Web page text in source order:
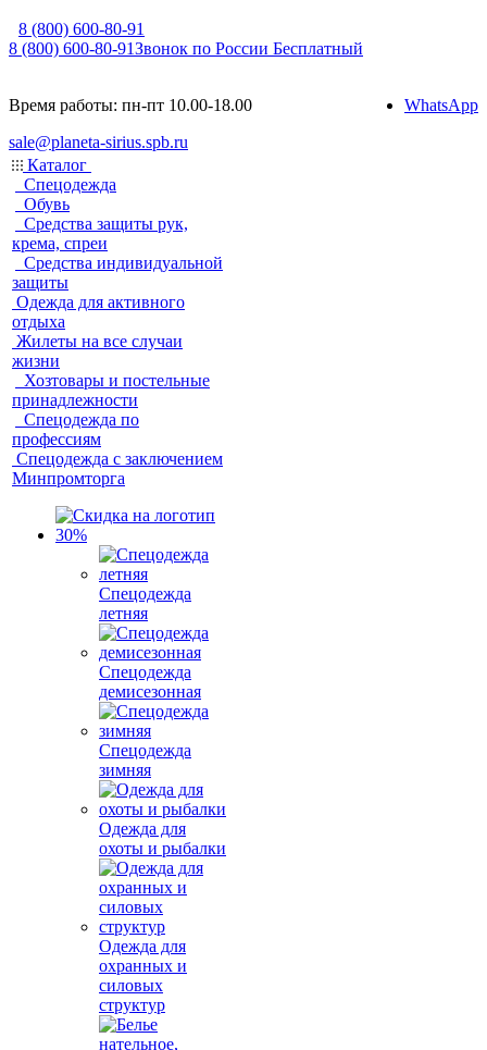
8 (800) 600-80-91
8 (800) 600-80-91Звонок по России Бесплатный
Время работы: пн-пт 10.00-18.00
sale@planeta-sirius.spb.ru
WhatsApp
Каталог
Спецодежда
Обувь
Средства защиты рук,
крема, спреи
Средства индивидуальной
защиты
Одежда для активного
отдыха
Жилеты на все случаи
жизни
Хозтовары и постельные
принадлежности
Спецодежда по
профессиям
Спецодежда с заключением
Минпромторга
Спецодежда
летняя
Спецодежда
демисезонная
Спецодежда
зимняя
Одежда для
охоты и рыбалки
Одежда для
охранных и
силовых
структур